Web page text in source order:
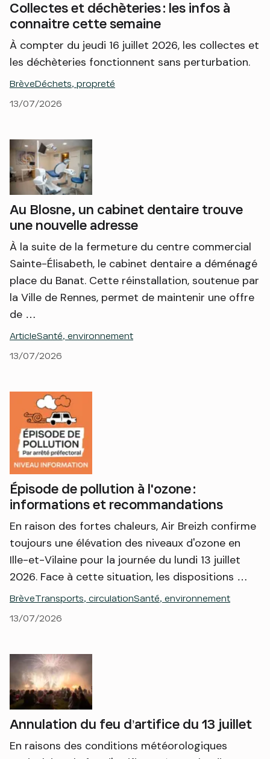
Collectes et déchèteries : les infos à
connaitre cette semaine
À compter du jeudi 16 juillet 2026, les collectes et
les déchèteries fonctionnent sans perturbation.
BrèveDéchets, propreté
13/07/2026
Au Blosne, un cabinet dentaire trouve
une nouvelle adresse
À la suite de la fermeture du centre commercial
Sainte-Élisabeth, le cabinet dentaire a déménagé
place du Banat. Cette réinstallation, soutenue par
la Ville de Rennes, permet de maintenir une offre
de …
ArticleSanté, environnement
13/07/2026
Épisode de pollution à l'ozone :
informations et recommandations
En raison des fortes chaleurs, Air Breizh confirme
toujours une élévation des niveaux d'ozone en
Ille-et-Vilaine pour la journée du lundi 13 juillet
2026. Face à cette situation, les dispositions …
BrèveTransports, circulationSanté, environnement
13/07/2026
Annulation du feu d’artifice du 13 juillet
En raisons des conditions météorologiques